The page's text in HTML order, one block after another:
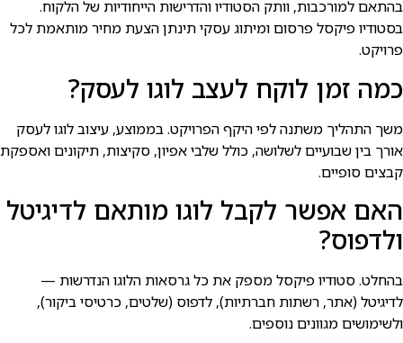
בהתאם למורכבות, וותק הסטודיו והדרישות הייחודיות של הלקוח.
בסטודיו פיקסל פרסום ומיתוג עסקי תינתן הצעת מחיר מותאמת לכל
פרויקט.
כמה זמן לוקח לעצב לוגו לעסק?
משך התהליך משתנה לפי היקף הפרויקט. בממוצע, עיצוב לוגו לעסק
אורך בין שבועיים לשלושה, כולל שלבי אפיון, סקיצות, תיקונים ואספקת
קבצים סופיים.
האם אפשר לקבל לוגו מותאם לדיגיטל
ולדפוס?
בהחלט. סטודיו פיקסל מספק את כל גרסאות הלוגו הנדרשות —
לדיגיטל (אתר, רשתות חברתיות), לדפוס (שלטים, כרטיסי ביקור),
ולשימושים מגוונים נוספים.